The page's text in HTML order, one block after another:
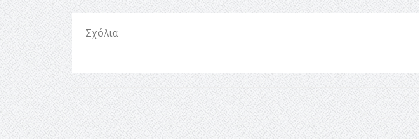
Σχόλια